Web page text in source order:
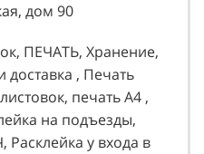
дом 90
ПЕЧАТЬ, Хранение,
доставка , Печать
печать А4 ,
на подъезды,
Расклейка у входа в